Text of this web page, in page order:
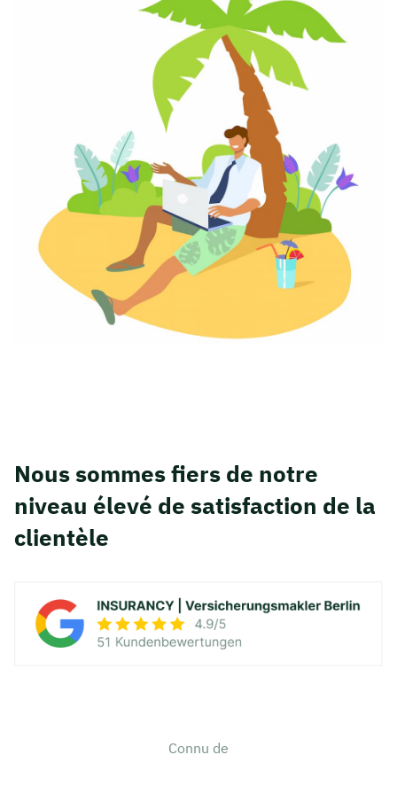
Nous sommes fiers de notre
niveau élevé de satisfaction de la
clientèle
Connu de